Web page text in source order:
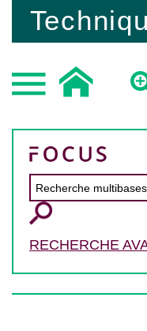
RECHERCHE